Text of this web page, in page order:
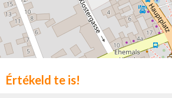
Értékeld te is!